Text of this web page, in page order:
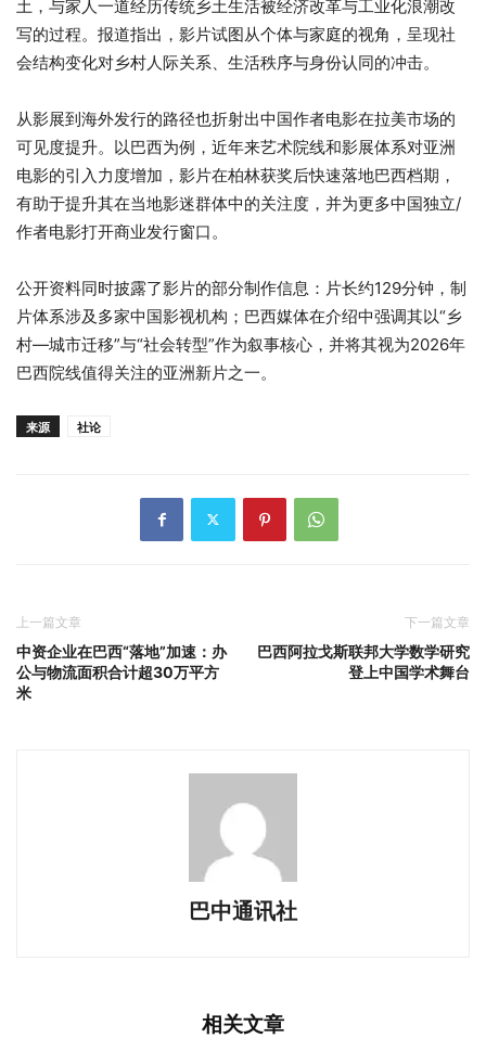
土，与家人一道经历传统乡土生活被经济改革与工业化浪潮改
写的过程。报道指出，影片试图从个体与家庭的视角，呈现社
会结构变化对乡村人际关系、生活秩序与身份认同的冲击。
从影展到海外发行的路径也折射出中国作者电影在拉美市场的
可见度提升。以巴西为例，近年来艺术院线和影展体系对亚洲
电影的引入力度增加，影片在柏林获奖后快速落地巴西档期，
有助于提升其在当地影迷群体中的关注度，并为更多中国独立/
作者电影打开商业发行窗口。
公开资料同时披露了影片的部分制作信息：片长约129分钟，制
片体系涉及多家中国影视机构；巴西媒体在介绍中强调其以“乡
村—城市迁移”与“社会转型”作为叙事核心，并将其视为2026年
巴西院线值得关注的亚洲新片之一。
来源 社论
上一篇文章
中资企业在巴西“落地”加速：办
公与物流面积合计超30万平方
米
下一篇文章
巴西阿拉戈斯联邦大学数学研究
登上中国学术舞台
巴中通讯社
相关文章